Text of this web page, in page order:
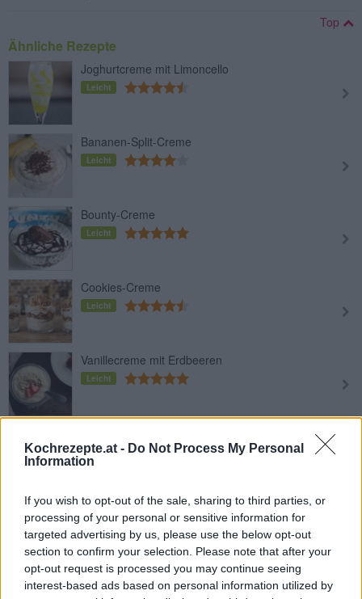
Kochrezepte.at - Do Not Process My Personal
Information
If you wish to opt-out of the sale, sharing to third parties, or
processing of your personal or sensitive information for
targeted advertising by us, please use the below opt-out
section to confirm your selection. Please note that after your
opt-out request is processed you may continue seeing
interest-based ads based on personal information utilized by
Top
Ähnliche Rezepte
Joghurtcreme mit Limoncello
Leicht
Bananen-Split-Creme
Leicht
Bounty-Creme
Leicht
Cookies-Creme
Leicht
Vanillecreme mit Erdbeeren
Leicht
Leicht
Herrencreme
Leicht
Himbeertraum-Dessert
Leicht